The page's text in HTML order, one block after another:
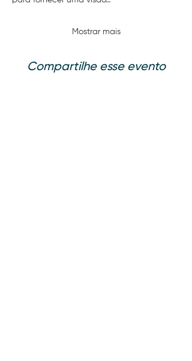
Mostrar mais
Compartilhe esse evento